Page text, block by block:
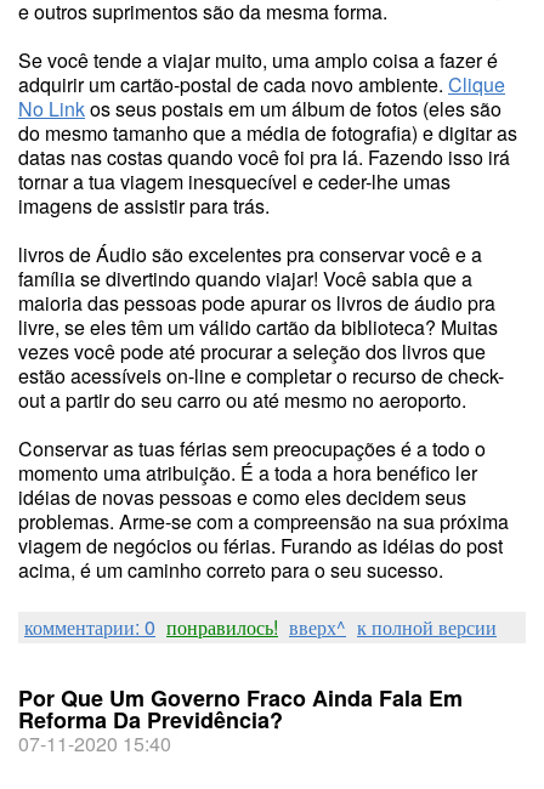
e outros suprimentos são da mesma forma.
Se você tende a viajar muito, uma amplo coisa a fazer é
adquirir um cartão-postal de cada novo ambiente. Clique
No Linkos seus postais em um álbum de fotos (eles são
do mesmo tamanho que a média de fotografia) e digitar as
datas nas costas quando você foi pra lá. Fazendo isso irá
tornar a tua viagem inesquecível e ceder-lhe umas
imagens de assistir para trás.
livros de Áudio são excelentes pra conservar você e a
família se divertindo quando viajar! Você sabia que a
maioria das pessoas pode apurar os livros de áudio pra
livre, se eles têm um válido cartão da biblioteca? Muitas
vezes você pode até procurar a seleção dos livros que
estão acessíveis on-line e completar o recurso de check-
out a partir do seu carro ou até mesmo no aeroporto.
Conservar as tuas férias sem preocupações é a todo o
momento uma atribuição. É a toda a hora benéfico ler
idéias de novas pessoas e como eles decidem seus
problemas. Arme-se com a compreensão na sua próxima
viagem de negócios ou férias. Furando as idéias do post
acima, é um caminho correto para o seu sucesso.
комментарии: 0 понравилось! вверх^ к полной версии
Por Que Um Governo Fraco Ainda Fala Em
Reforma Da Previdência?
07-11-2020 15:40